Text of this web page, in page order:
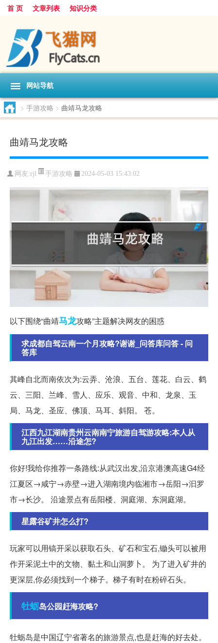
首 页 文章列表 知识分类
网站导航
> 手游攻略 > 曲靖马龙攻略
曲靖马龙攻略
网友:rjl 手游攻略 2024-05-03 15:43:02
以下围绕“曲靖马龙攻略”主题解决网友的困惑
求成都自驾云南一个月攻略?谢谢_问答库问答 - 问
答库
其峰自北而南依次为:云弄、沧浪、五台、莲花、白云、鹤
云、三阳、兰峰、雪人、应乐、观音、中和、龙泉、玉
局、马龙、圣应、佛顶、马耳、斜阳。 苍。
江西九江湖南贵州云南南宁旅游自驾游攻略:本人从
九江出发……沿途怎?
你好!我给你推荐一条路线:从武汉出发,沿京港澳高速G4经
江夏区→咸宁→赤壁→进入湖南境内临湘市→岳阳→汩罗
市→长沙。 沿途景点有岳阳楼、洞庭湖、东洞庭湖。
星露谷矿井怎么打?
玩家可以用镐开采以获取石头、矿石和宝石,锄头可以被用
作开采泥土中的文物、黏土和山洞萝卜。 为了进入矿井的
更深层,你必须找到一个梯子。梯子有时在粉碎石头。
牡蛎岛公园赶海攻略?
牡蛎岛是中国辽宁省著名的旅游景点,也是赶海的好去处。